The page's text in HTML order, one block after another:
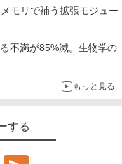
モリで補う拡張モジュー
不満が85%減。生物学の
もっと見る
する